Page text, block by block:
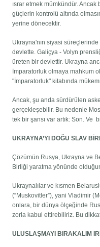
ısrar etmek mümkündür. Ancak
güçlerin kontrolü altında
yerine dönecektir.
Ukrayna'nın siyasi
devlette. Galiçya - Volyn
üreten bir devlettir. Ukrayna
İmparatorluk olmaya mahkum
"İmparatorluk" kitabında
Ancak, şu anda sürdürülen
gerçekleşebilir. Bu nedenle
tek bir şansı var artık: Son. Ve
UKRAYNA’YI DOĞU SLAV
Çözümün Rusya, Ukrayna ve
Birliği yaratma yönünde
Ukraynalılar ve kısmen
(“Muskovitler”), yani Vladimir
onlara, bir dünya ölçeğinde
zorla kabul ettirebiliriz. Bu
ULUSLAŞMAYI BIRAKALIM